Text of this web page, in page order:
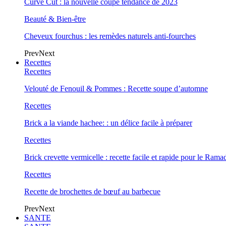
Curve Cut : la nouvelle coupe tendance de 2023
Beauté & Bien-être
Cheveux fourchus : les remèdes naturels anti-fourches
PrevNext
Recettes
Recettes
Velouté de Fenouil & Pommes : Recette soupe d’automne
Recettes
Brick a la viande hachee: : un délice facile à préparer
Recettes
Brick crevette vermicelle : recette facile et rapide pour le
Recettes
Recette de brochettes de bœuf au barbecue
PrevNext
SANTE